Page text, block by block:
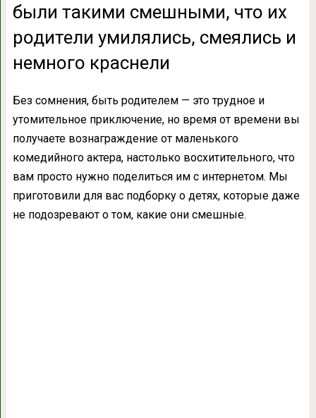
были такими смешными, что их
родители умилялись, смеялись и
немного краснели
Без сомнения, быть родителем — это трудное и
утомительное приключение, но время от времени вы
получаете вознаграждение от маленького
комедийного актера, настолько восхитительного, что
вам просто нужно поделиться им с интернетом. Мы
приготовили для вас подборку о детях, которые даже
не подозревают о том, какие они смешные.